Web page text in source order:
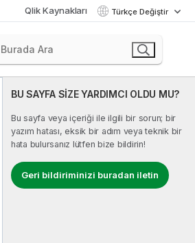
Qlik Kaynakları Türkçe Değiştir
BU SAYFA SİZE YARDIMCI OLDU MU?
Bu sayfa veya içeriği ile ilgili bir sorun; bir
yazım hatası, eksik bir adım veya teknik bir
hata bulursanız lütfen bize bildirin!
Geri bildiriminizi buradan iletin